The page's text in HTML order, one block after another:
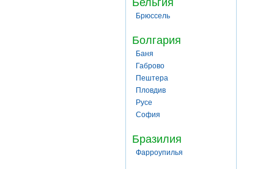
Бельгия
Брюссель
Болгария
Баня
Габрово
Пештера
Пловдив
Русе
София
Бразилия
Фарроупилья